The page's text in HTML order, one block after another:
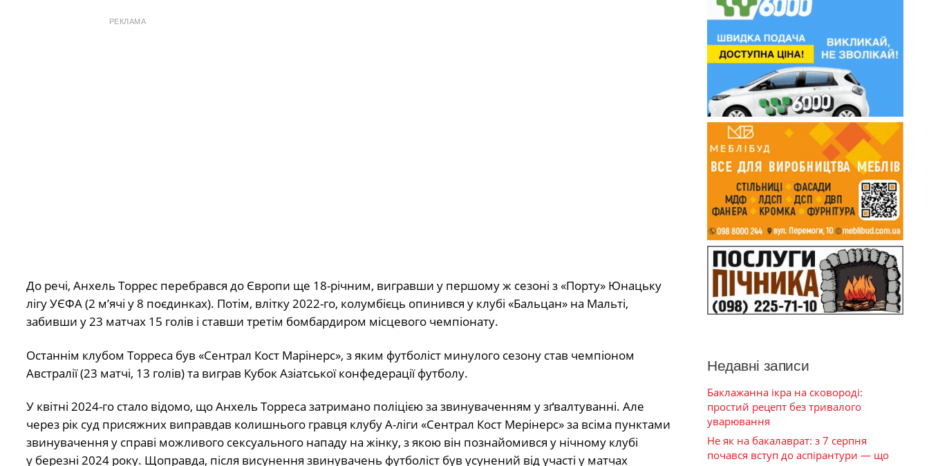
РЕКЛАМА
До речі, Анхель Торрес перебрався до Європи ще 18-річним, вигравши у першому ж сезоні з «Порту» Юнацьку
лігу УЄФА (2 м’ячі у 8 поєдинках). Потім, влітку 2022-го, колумбієць опинився у клубі «Бальцан» на Мальті,
забивши у 23 матчах 15 голів і ставши третім бомбардиром місцевого чемпіонату.
Останнім клубом Торреса був «Сентрал Кост Марінерс», з яким футболіст минулого сезону став чемпіоном
Австралії (23 матчі, 13 голів) та виграв Кубок Азіатської конфедерації футболу.
У квітні 2024-го стало відомо, що Анхель Торреса затримано поліцією за звинуваченням у зґвалтуванні. Але
через рік суд присяжних виправдав колишнього гравця клубу А-ліги «Сентрал Кост Мерінерс» за всіма пунктами
звинувачення у справі можливого сексуального нападу на жінку, з якою він познайомився у нічному клубі
у березні 2024 року. Щоправда, після висунення звинувачень футболіст був усунений від участі у матчах
Недавні записи
Баклажанна ікра на сковороді:
простий рецепт без тривалого
уварювання
Не як на бакалаврат: з 7 серпня
почався вступ до аспірантури — що